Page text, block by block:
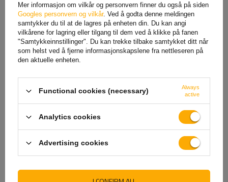
Galvanisert u-bolt klemme
type B med muttere og
skiver M6 x 14 (1/4")
14,38 NOKnetto
DROMET firkantklemme type
C M8 43/81 (1 1/4")
12,67 NOKnetto
SE OGSÅ
Mer informasjon om vilkår og personvern finner du også på siden
Googles personvern og vilkår. Ved å godta denne meldingen
samtykker du til at de lagres på enheten din. Du kan angi
vilkårene for lagring eller tilgang til dem ved å klikke på fanen
"Samtykkeinnstillinger". Du kan trekke tilbake samtykket ditt når
som helst ved å fjerne informasjonskapslene fra nettleseren på
den aktuelle enheten.
Functional cookies (necessary)
Always
active
Analytics cookies
Advertising cookies